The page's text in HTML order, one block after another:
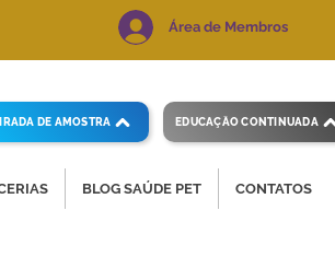
Área de Membros
DE AMOSTRA EDUCAÇÃO CONTINUADA
BLOG SAÚDE PET CONTATOS